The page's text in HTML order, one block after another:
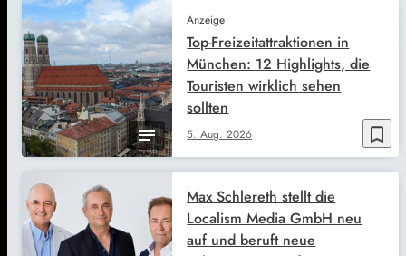
bookmark_border
Anzeige
5. Aug. 2026
Top-Freizeitattraktionen in
München: 12 Highlights, die
Touristen wirklich sehen
sollten
Max Schlereth stellt die
Localism Media GmbH neu
auf und beruft neue